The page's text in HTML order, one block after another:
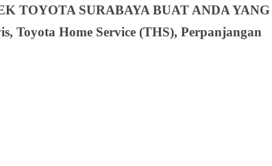
TOYOTA SURABAYA BUAT ANDA YANG
Toyota Home Service (THS), Perpanjangan